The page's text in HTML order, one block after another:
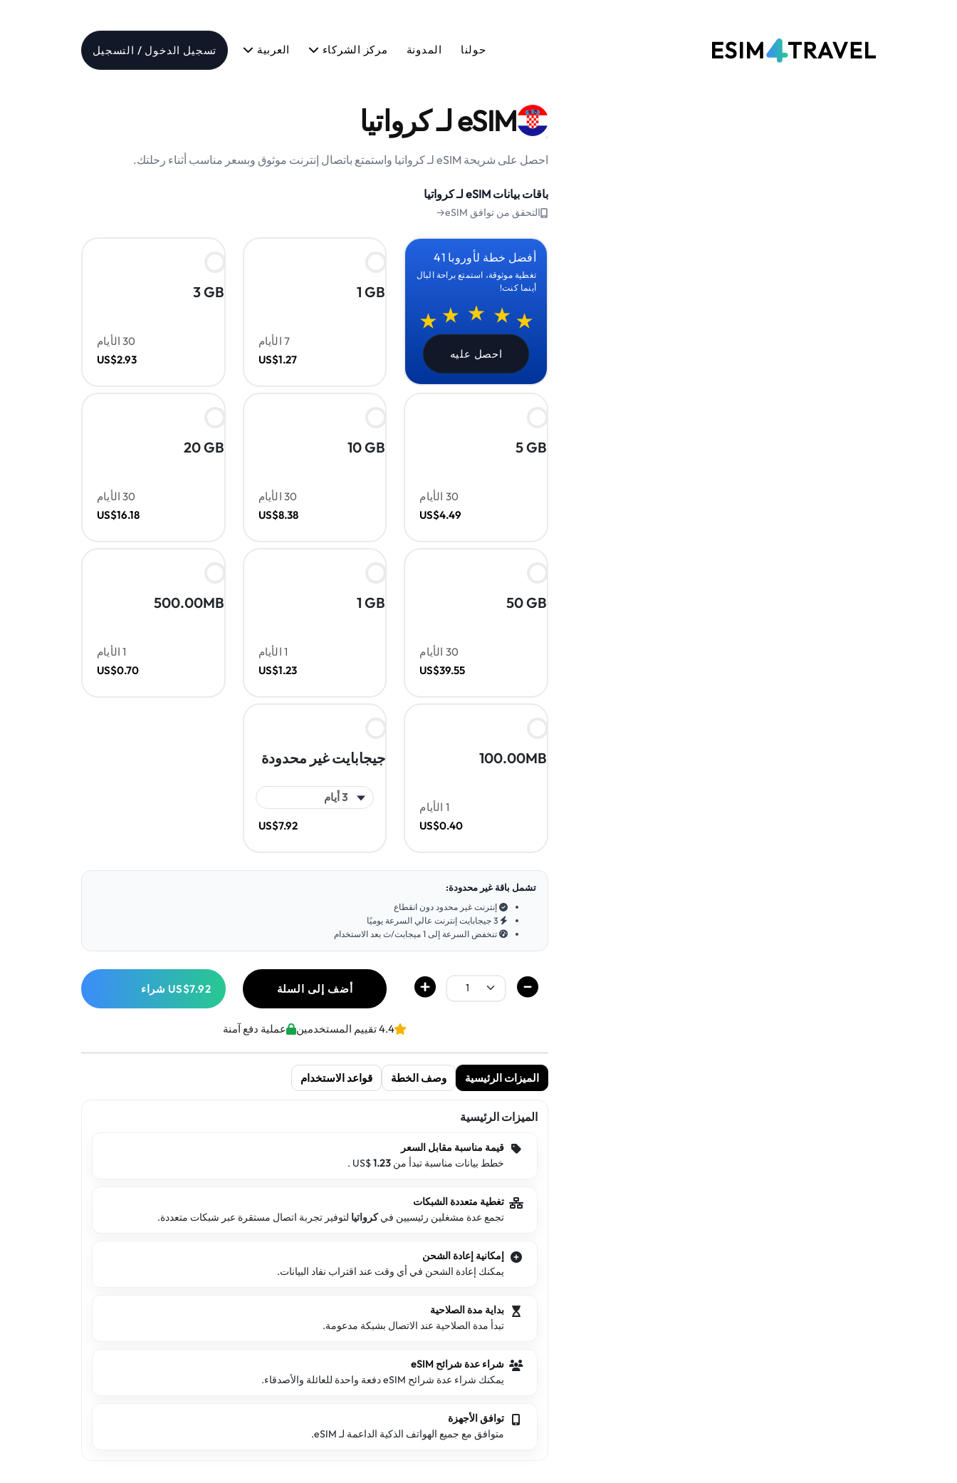
حولنا المدونة مركز الشركاء العربية تسجيل الدخول / التسجيل
eSIM لـ كرواتيا
احصل على شريحة eSIM لـ كرواتيا واستمتع باتصال إنترنت موثوق وبسعر مناسب أثناء رحلتك.
باقات بيانات eSIM لـ كرواتيا
التحقق من توافق eSIM→
أفضل خطة لأوروبا 41
تغطية موثوقة، استمتع براحة البال
أينما كنت!
احصل عليه
1 GB
7 الأيام
US$1.27
3 GB
30 الأيام
US$2.93
5 GB
30 الأيام
US$4.49
10 GB
30 الأيام
US$8.38
20 GB
30 الأيام
US$16.18
50 GB
30 الأيام
US$39.55
1 GB
1 الأيام
US$1.23
500.00MB
1 الأيام
US$0.70
100.00MB
1 الأيام
US$0.40
جيجابايت غير محدودة
US$7.92
تشمل باقة غير محدودة:
إنترنت غير محدود دون انقطاع
3 جيجابايت إنترنت عالي السرعة يوميًا
تنخفض السرعة إلى 1 ميجابت/ث بعد الاستخدام
أضف إلى السلة شراء US$7.92
4.4 تقييم المستخدمين عملية دفع آمنة
الميزات الرئيسية وصف الخطة قواعد الاستخدام
الميزات الرئيسية
قيمة مناسبة مقابل السعر
خطط بيانات مناسبة تبدأ من US$ 1.23
.
تغطية متعددة الشبكات
تجمع عدة مشغلين رئيسيين فيكرواتيا لتوفير تجربة اتصال مستقرة عبر شبكات متعددة.
إمكانية إعادة الشحن
يمكنك إعادة الشحن في أي وقت عند اقتراب نفاد البيانات.
بداية مدة الصلاحية
تبدأ مدة الصلاحية عند الاتصال بشبكة مدعومة.
شراء عدة شرائح eSIM
يمكنك شراء عدة شرائح eSIM دفعة واحدة للعائلة والأصدقاء.
توافق الأجهزة
متوافق مع جميع الهواتف الذكية الداعمة لـ eSIM.